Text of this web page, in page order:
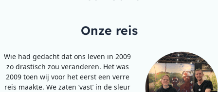
Onze reis
Wie had gedacht dat ons leven in 2009
zo drastisch zou veranderen. Het was
2009 toen wij voor het eerst een verre
reis maakte. We zaten ‘vast’ in de sleur